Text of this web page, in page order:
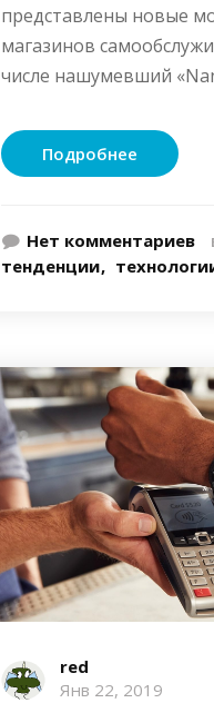
представлены новые
магазинов
числе нашумевший
Подробнее
Нет комментариев
тенденции
red
Янв 22, 2019